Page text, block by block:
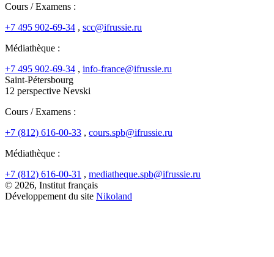
Cours / Examens :
+7 495 902-69-34 , scc@ifrussie.ru
Médiathèque :
+7 495 902-69-34 , info-france@ifrussie.ru
Saint-Pétersbourg
12 perspective Nevski
Cours / Examens :
+7 (812) 616-00-33 , cours.spb@ifrussie.ru
Médiathèque :
+7 (812) 616-00-31 , mediatheque.spb@ifrussie.ru
© 2026, Institut français
Développement du site Nikoland